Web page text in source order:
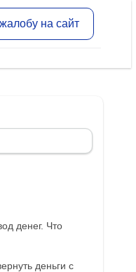
на сайт
денег. Что
деньги с